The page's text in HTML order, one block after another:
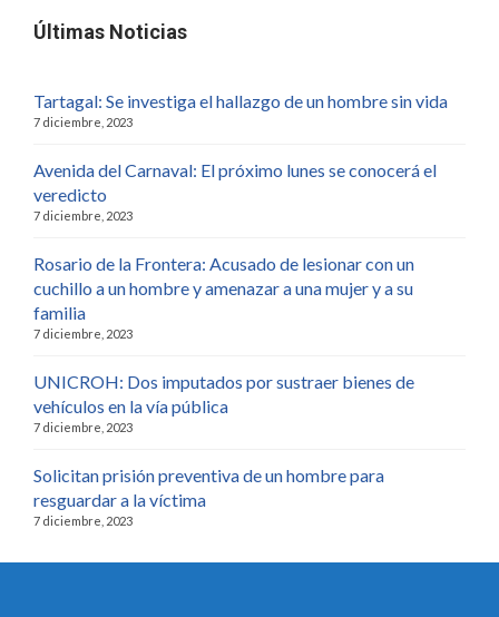
Últimas Noticias
Tartagal: Se investiga el hallazgo de un hombre sin vida
7 diciembre, 2023
Avenida del Carnaval: El próximo lunes se conocerá el
veredicto
7 diciembre, 2023
Rosario de la Frontera: Acusado de lesionar con un
cuchillo a un hombre y amenazar a una mujer y a su
familia
7 diciembre, 2023
UNICROH: Dos imputados por sustraer bienes de
vehículos en la vía pública
7 diciembre, 2023
Solicitan prisión preventiva de un hombre para
resguardar a la víctima
7 diciembre, 2023